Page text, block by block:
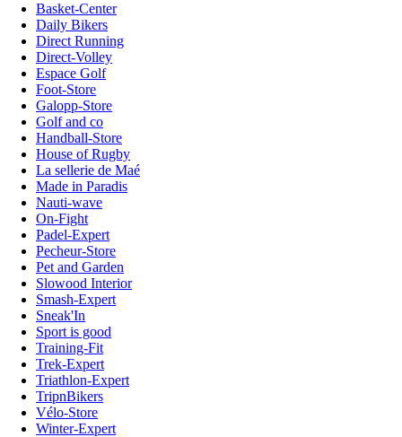
Basket-Center
Daily Bikers
Direct Running
Direct-Volley
Espace Golf
Foot-Store
Galopp-Store
Golf and co
Handball-Store
House of Rugby
La sellerie de Maé
Made in Paradis
Nauti-wave
On-Fight
Padel-Expert
Pecheur-Store
Pet and Garden
Slowood Interior
Smash-Expert
Sneak'In
Sport is good
Training-Fit
Trek-Expert
Triathlon-Expert
TripnBikers
Vélo-Store
Winter-Expert